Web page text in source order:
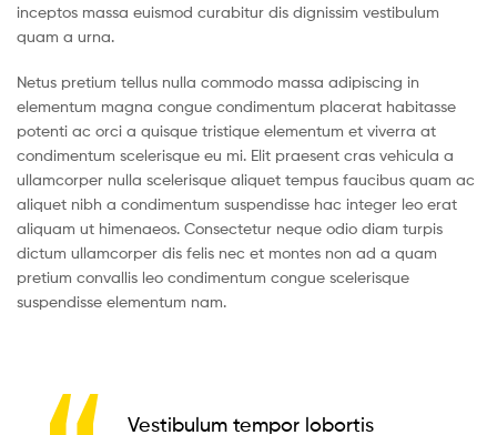
inceptos massa euismod curabitur dis dignissim vestibulum
quam a urna.
Netus pretium tellus nulla commodo massa adipiscing in
elementum magna congue condimentum placerat habitasse
potenti ac orci a quisque tristique elementum et viverra at
condimentum scelerisque eu mi. Elit praesent cras vehicula a
ullamcorper nulla scelerisque aliquet tempus faucibus quam ac
aliquet nibh a condimentum suspendisse hac integer leo erat
aliquam ut himenaeos. Consectetur neque odio diam turpis
dictum ullamcorper dis felis nec et montes non ad a quam
pretium convallis leo condimentum congue scelerisque
suspendisse elementum nam.
Vestibulum tempor lobortis